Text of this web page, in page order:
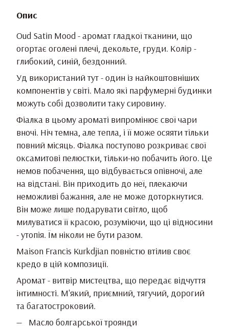
Опис
Oud Satin Mood - аромат гладкої тканини, що
огортає оголені плечі, декольте, груди. Колір -
глибокий, синій, бездонний.
Уд використаний тут - один із найкоштовніших
компонентів у світі. Мало які парфумерні будинки
можуть собі дозволити таку сировину.
Фіалка в цьому ароматі випромінює свої чари
вночі. Ніч темна, але тепла, і її може осяяти тільки
повний місяць. Фіалка поступово розкриває свої
оксамитові пелюстки, тільки-но побачить його. Це
немов побачення, що відбувається опівночі, але
на відстані. Він приходить до неї, плекаючи
неможливі бажання, але не може доторкнутися.
Він може лише подарувати світло, щоб
милуватися її красою, розуміючи, що ці відносини
- утопія. Їм ніколи не бути разом.
Maison Francis Kurkdjian повністю втілив своє
кредо в цій композиції.
Аромат - витвір мистецтва, що передає відчуття
інтимності. М'який, приємний, тягучий, дорогий
та багатостроковий.
Масло болгарської троянди